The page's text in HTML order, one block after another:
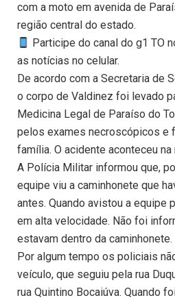
com a moto em avenida de
região central do estado.
Participe do canal do g1 TO
as notícias no celular.
De acordo com a Secretaria de
o corpo de Valdinez foi levado
Medicina Legal de Paraíso do
pelos exames necroscópicos e
família. O acidente aconteceu
A Polícia Militar informou que,
equipe viu a caminhonete que
antes. Quando avistou a equipe
em alta velocidade. Não foi
estavam dentro da caminhonete.
Por algum tempo os policiais
veículo, que seguiu pela rua
rua Quintino Bocaiúva. Quando